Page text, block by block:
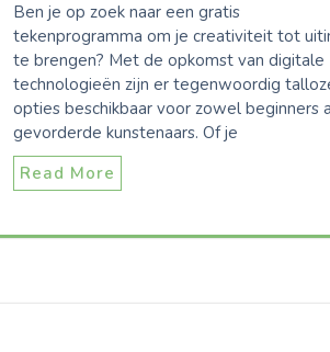
Ben je op zoek naar een gratis
tekenprogramma om je creativiteit tot
te brengen? Met de opkomst van digitale
technologieën zijn er tegenwoordig
opties beschikbaar voor zowel beginners
gevorderde kunstenaars. Of je
Read More